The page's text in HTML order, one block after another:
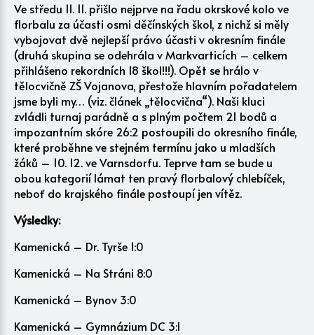
Ve středu 11. 11. přišlo nejprve na řadu okrskové kolo ve
florbalu za účasti osmi děčínských škol, z nichž si měly
vybojovat dvě nejlepší právo účasti v okresním finále
(druhá skupina se odehrála v Markvarticích – celkem
přihlášeno rekordních 18 škol!!!). Opět se hrálo v
tělocvičně ZŠ Vojanova, přestože hlavním pořadatelem
jsme byli my… (viz. článek „tělocvična“). Naši kluci
zvládli turnaj parádně a s plným počtem 21 bodů a
impozantním skóre 26:2 postoupili do okresního finále,
které proběhne ve stejném termínu jako u mladších
žáků – 10. 12. ve Varnsdorfu. Teprve tam se bude u
obou kategorií lámat ten pravý florbalový chlebíček,
neboť do krajského finále postoupí jen vítěz.
Výsledky:
Kamenická – Dr. Tyrše 1:0
Kamenická – Na Stráni 8:0
Kamenická – Bynov 3:0
Kamenická – Gymnázium DC 3:1